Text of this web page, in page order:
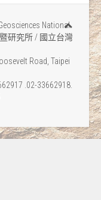
National
研究所 / 國立台灣
Road, Taipei
.02-33662918.